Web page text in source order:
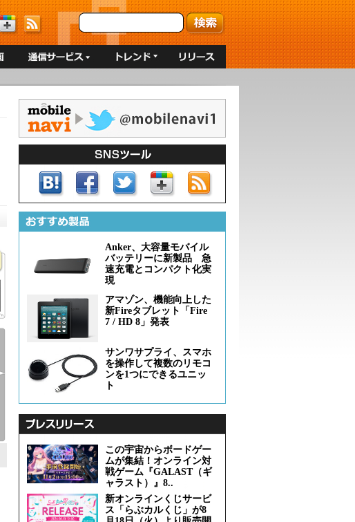
Anker、大容量モバイル
バッテリーに新製品 急
速充電とコンパクト化実
現
アマゾン、機能向上した
新Fireタブレット「Fire
7 / HD 8」発表
サンワサプライ、スマホ
を操作して複数のリモコ
ンを1つにできるユニッ
ト
この宇宙からボードゲー
ムが集結！オンライン対
戦ゲーム『GALAST（ギ
ャラスト）』8..
新オンラインくじサービ
ス「らぶカルくじ」が8